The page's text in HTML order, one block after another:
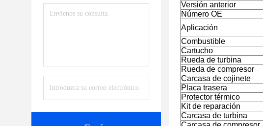
Versión anterior
Número OE
Aplicación
Combustible
Cartucho
Rueda de turbina
Rueda de compresor
Carcasa de cojinete
Placa trasera
Protector térmico
Kit de reparación
Carcasa de turbina